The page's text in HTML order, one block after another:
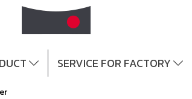
SERVICE FOR FACTORY